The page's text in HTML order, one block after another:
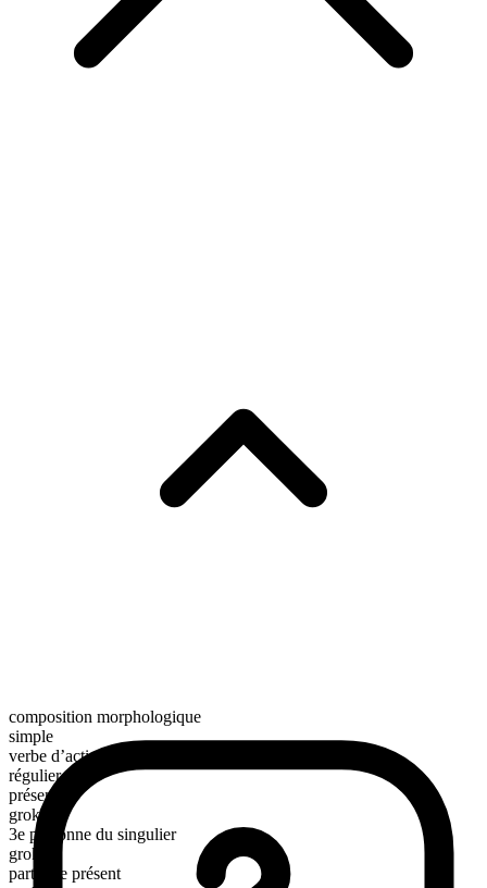
composition morphologique
simple
verbe d’action
régulier
présent
grok
3e personne du singulier
groks
participe présent